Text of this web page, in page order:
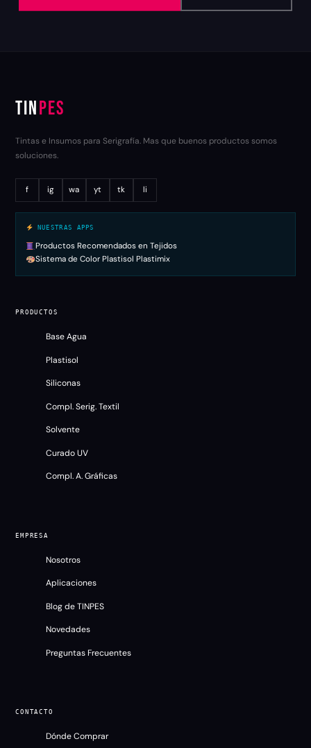
TINPES
Tintas e Insumos para Serigrafía. Mas que buenos productos somos
soluciones.
f ig wa yt tk li
NUESTRAS APPS
Productos Recomendados en Tejidos
Sistema de Color Plastisol Plastimix
PRODUCTOS
Base Agua
Plastisol
Siliconas
Compl. Serig. Textil
Solvente
Curado UV
Compl. A. Gráficas
EMPRESA
Nosotros
Aplicaciones
Blog de TINPES
Novedades
Preguntas Frecuentes
CONTACTO
Dónde Comprar